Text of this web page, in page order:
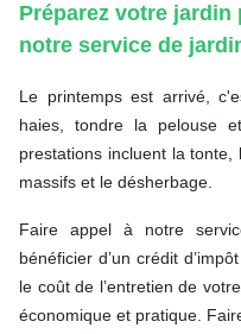
Préparez votre
notre service de
Le printemps est arrivé,
haies, tondre la pelouse
prestations incluent la
massifs et le désherbage.
Faire appel à notre
bénéficier d’un crédit
le coût de l’entretien de
économique et pratique.